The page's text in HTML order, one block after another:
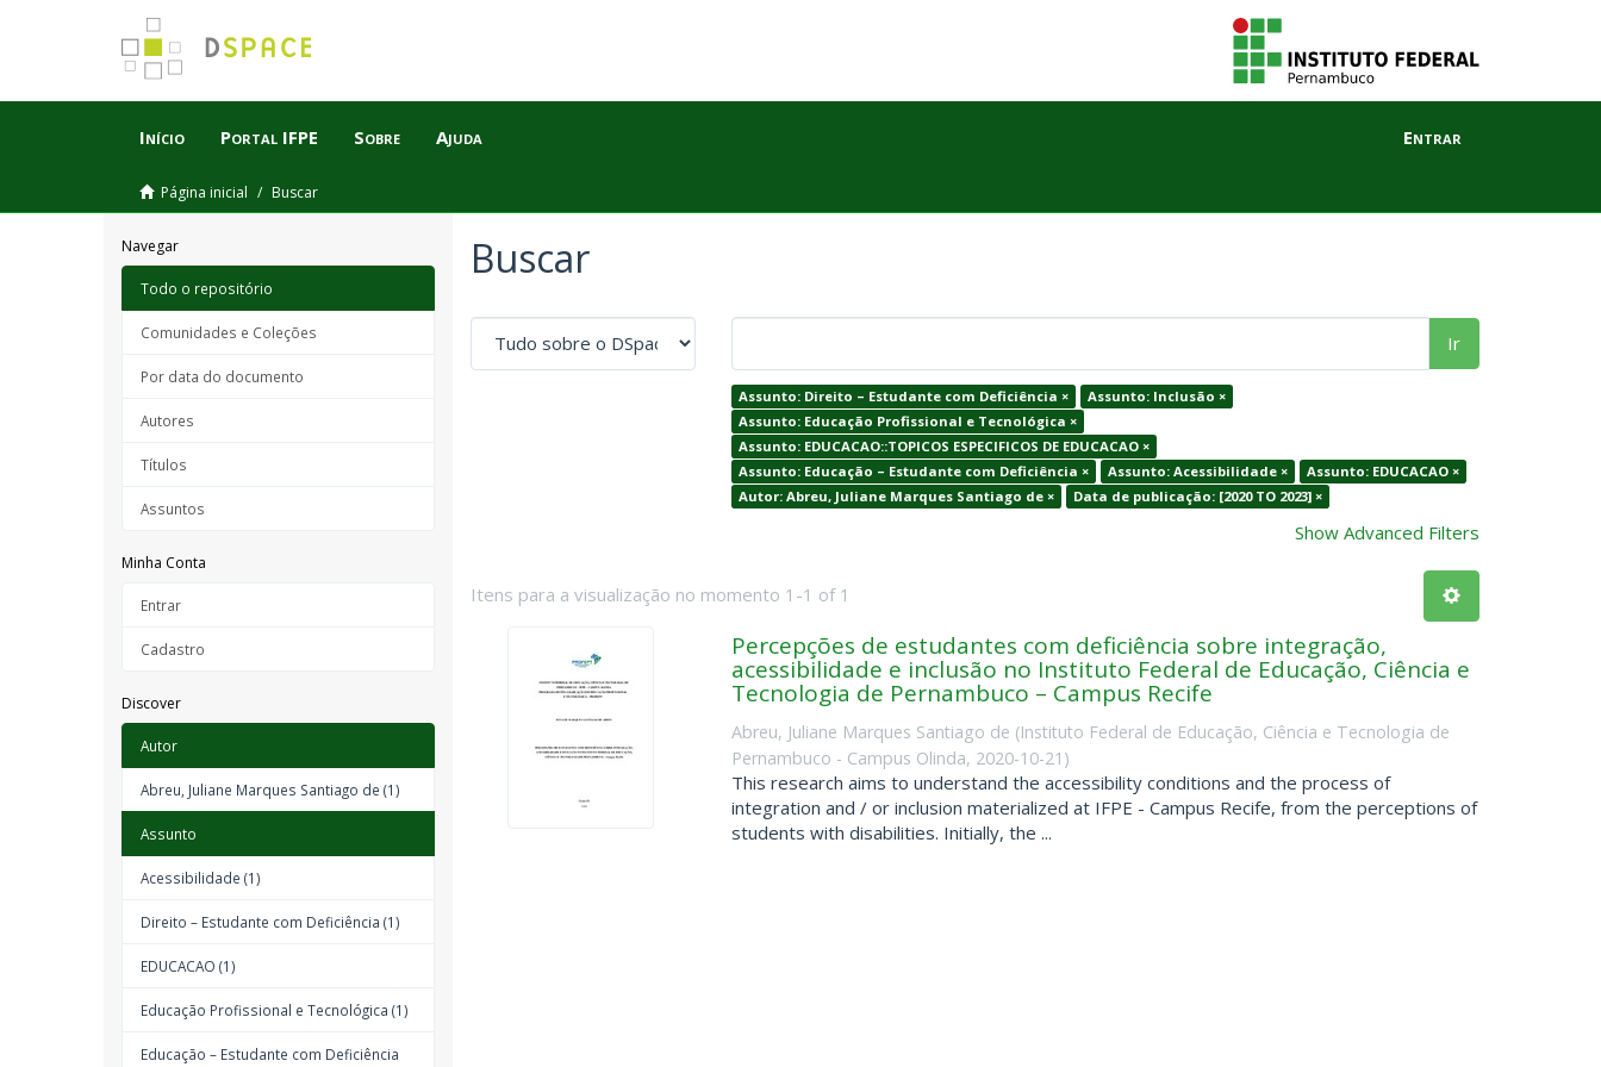
Início Portal IFPE Sobre Ajuda Entrar
Página inicial Buscar
Navegar
Todo o repositório
Comunidades e Coleções
Por data do documento
Autores
Títulos
Assuntos
Minha Conta
Entrar
Cadastro
Discover
Autor
Abreu, Juliane Marques Santiago de (1)
Assunto
Acessibilidade (1)
Direito – Estudante com Deficiência (1)
EDUCACAO (1)
Educação Profissional e Tecnológica (1)
Educação – Estudante com Deficiência
Buscar
Ir
Assunto: Direito – Estudante com Deficiência ×
Assunto: Inclusão ×
Assunto: Educação Profissional e Tecnológica ×
Assunto: EDUCACAO::TOPICOS ESPECIFICOS DE EDUCACAO ×
Assunto: Educação – Estudante com Deficiência ×
Assunto: Acessibilidade ×
Assunto: EDUCACAO ×
Autor: Abreu, Juliane Marques Santiago de ×
Data de publicação: [2020 TO 2023] ×
Show Advanced Filters
Itens para a visualização no momento 1-1 of 1
Percepções de estudantes com deficiência sobre integração,
acessibilidade e inclusão no Instituto Federal de Educação, Ciência e
Tecnologia de Pernambuco – Campus Recife
Abreu, Juliane Marques Santiago de (Instituto Federal de Educação, Ciência e Tecnologia de
Pernambuco - Campus Olinda, 2020-10-21 )
This research aims to understand the accessibility conditions and the process of
integration and / or inclusion materialized at IFPE - Campus Recife, from the perceptions of
students with disabilities. Initially, the ...